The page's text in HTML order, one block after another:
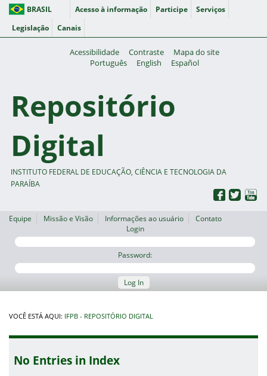
BRASIL Acesso à informação Participe
Serviços
Legislação
Canais
Acessibilidade Contraste
Mapa do site
Português
English Español
Repositório
Digital
INSTITUTO FEDERAL DE EDUCAÇÃO, CIÊNCIA E TECNOLOGIA DA
PARAÍBA
Equipe Missão e Visão Informações ao usuário
Contato
Login
Password:
Log In
VOCÊ ESTÁ AQUI: IFPB - REPOSITÓRIO DIGITAL
No Entries in Index